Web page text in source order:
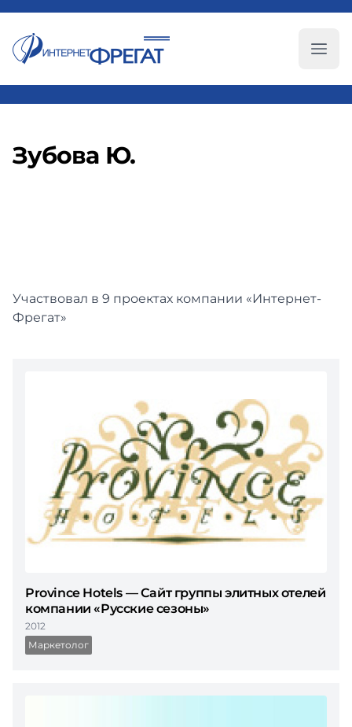
Зубова Ю.
Участвовал в 9 проектах компании «Интернет-
Фрегат»
Province Hotels — Сайт группы элитных отелей
компании «Русские сезоны»
2012
Маркетолог